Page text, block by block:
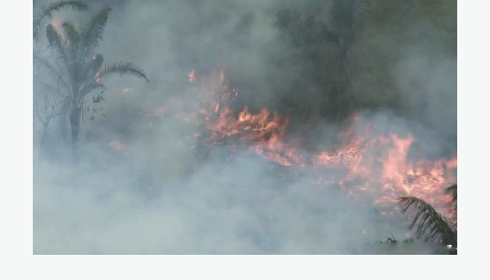
incendio-forestal-
serfor